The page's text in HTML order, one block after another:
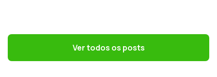
Terceirização: 7 riscos trabalhistas que o
DP precisa evitarVer todos os posts